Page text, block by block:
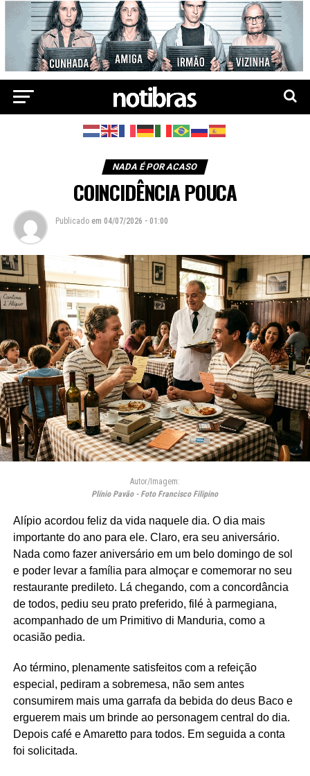
NADA É POR ACASO
COINCIDÊNCIA POUCA
Publicado em 04/07/2026 - 01:00
Autor/Imagem:
Plínio Pavão - Foto Francisco Filipino
Alípio acordou feliz da vida naquele dia. O dia mais
importante do ano para ele. Claro, era seu aniversário.
Nada como fazer aniversário em um belo domingo de sol
e poder levar a família para almoçar e comemorar no seu
restaurante predileto. Lá chegando, com a concordância
de todos, pediu seu prato preferido, filé à parmegiana,
acompanhado de um Primitivo di Manduria, como a
ocasião pedia.
Ao término, plenamente satisfeitos com a refeição
especial, pediram a sobremesa, não sem antes
consumirem mais uma garrafa da bebida do deus Baco e
erguerem mais um brinde ao personagem central do dia.
Depois café e Amaretto para todos. Em seguida a conta
foi solicitada.